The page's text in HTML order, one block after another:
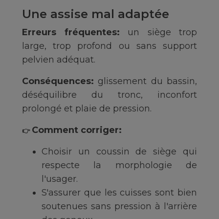
Une assise mal adaptée
Erreurs fréquentes: un siège trop
large, trop profond ou sans support
pelvien adéquat.
Conséquences: glissement du bassin,
déséquilibre du tronc, inconfort
prolongé et plaie de pression.
👉 Comment corriger:
Choisir un coussin de siège qui
respecte la morphologie de
l'usager.
S'assurer que les cuisses sont bien
soutenues sans pression à l'arrière